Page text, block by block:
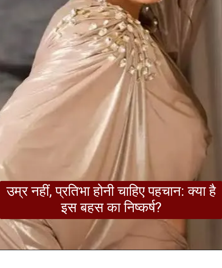
उम्र नहीं, प्रतिभा होनी चाहिए पहचान: क्या है
इस बहस का निष्कर्ष?